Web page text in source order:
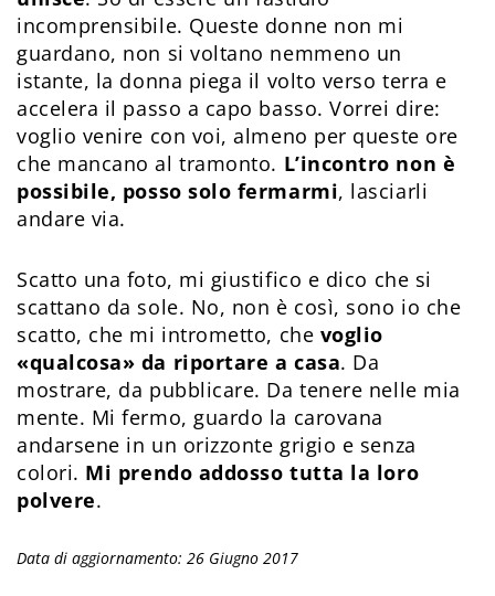
incomprensibile. Queste donne non mi
guardano, non si voltano nemmeno un
istante, la donna piega il volto verso terra e
accelera il passo a capo basso. Vorrei dire:
voglio venire con voi, almeno per queste ore
che mancano al tramonto. L’incontro non è
possibile, posso solo fermarmi, lasciarli
andare via.
Scatto una foto, mi giustifico e dico che si
scattano da sole. No, non è così, sono io che
scatto, che mi intrometto, che voglio
«qualcosa» da riportare a casa. Da
mostrare, da pubblicare. Da tenere nelle mia
mente. Mi fermo, guardo la carovana
andarsene in un orizzonte grigio e senza
colori. Mi prendo addosso tutta la loro
polvere.
Data di aggiornamento: 26 Giugno 2017